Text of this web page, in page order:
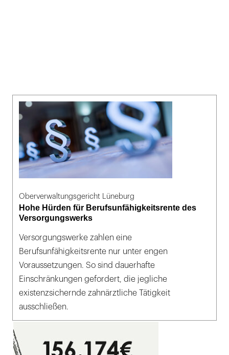
Oberverwaltungsgericht Lüneburg
Hohe Hürden für Berufsunfähigkeitsrente des
Versorgungswerks
Versorgungswerke zahlen eine
Berufsunfähigkeitsrente nur unter engen
Voraussetzungen. So sind dauerhafte
Einschränkungen gefordert, die jegliche
existenzsichernde zahnärztliche Tätigkeit
ausschließen.